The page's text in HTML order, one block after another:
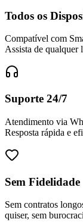
Todos os
Compatível com
Assista de qualquer
Suporte 24/7
Atendimento via
Resposta rápida e
Sem Fidelidade
Sem contratos
quiser, sem